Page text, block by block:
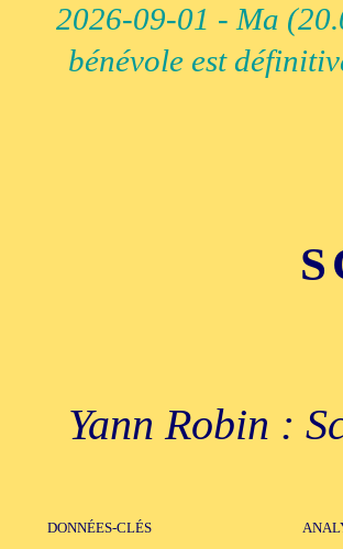
2026-09-01 - Ma
bénévole est
Yann Robin :
DONNÉES-CLÉS